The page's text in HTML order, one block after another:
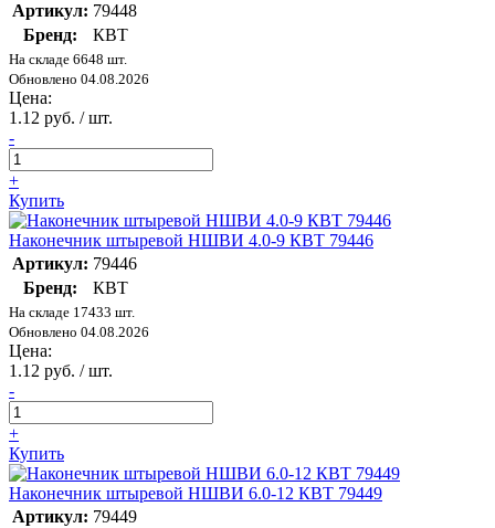
Артикул: 79448
Бренд:
КВТ
На складе 6648 шт.
Обновлено 04.08.2026
Цена:
1.12 руб. / шт.
-
+
Купить
Наконечник штыревой НШВИ 4.0-9 КВТ 79446
Артикул: 79446
Бренд:
КВТ
На складе 17433 шт.
Обновлено 04.08.2026
Цена:
1.12 руб. / шт.
-
+
Купить
Наконечник штыревой НШВИ 6.0-12 КВТ 79449
Артикул: 79449